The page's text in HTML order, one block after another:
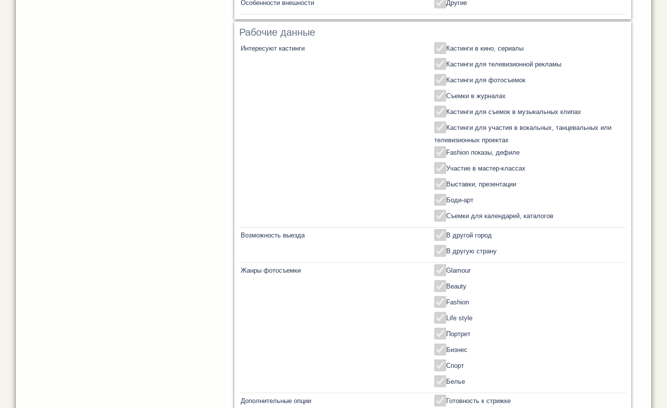
Особенности внешности Другие
Рабочие данные
Интересуют кастинги Кастинги в кино, сериалы
Кастинги для телевизионной рекламы
Кастинги для фотосъемок
Съемки в журналах
Кастинги для съемок в музыкальных клипах
Кастинги для участия в вокальных, танцевальных или
телевизионных проектах
Fashion показы, дефиле
Участие в мастер-классах
Выставки, презентации
Боди-арт
Съемки для календарей, каталогов
Возможность выезда В другой город
В другую страну
Жанры фотосъемки Glamour
Beauty
Fashion
Life style
Портрет
Бизнес
Спорт
Белье
Дополнительные опции Готовность к стрижке